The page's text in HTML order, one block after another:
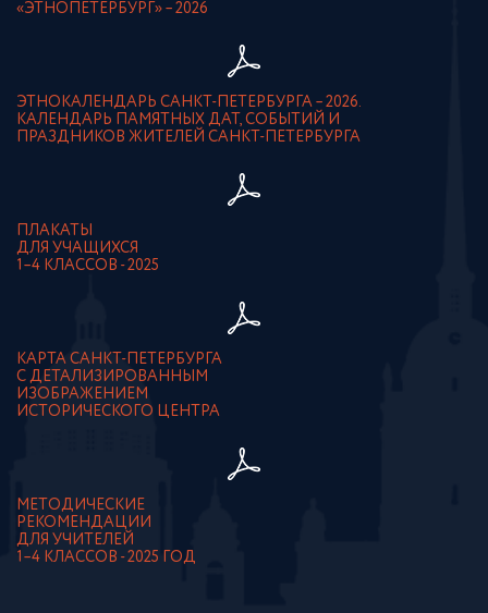
«ЭТНОПЕТЕРБУРГ» – 2026
ЭТНОКАЛЕНДАРЬ САНКТ-ПЕТЕРБУРГА – 2026.
КАЛЕНДАРЬ ПАМЯТНЫХ ДАТ, СОБЫТИЙ И
ПРАЗДНИКОВ ЖИТЕЛЕЙ САНКТ-ПЕТЕРБУРГА
ПЛАКАТЫ
ДЛЯ УЧАЩИХСЯ
1–4 КЛАССОВ - 2025
КАРТА САНКТ-ПЕТЕРБУРГА
С ДЕТАЛИЗИРОВАННЫМ
ИЗОБРАЖЕНИЕМ
ИСТОРИЧЕСКОГО ЦЕНТРА
МЕТОДИЧЕСКИЕ
РЕКОМЕНДАЦИИ
ДЛЯ УЧИТЕЛЕЙ
1–4 КЛАССОВ - 2025 ГОД